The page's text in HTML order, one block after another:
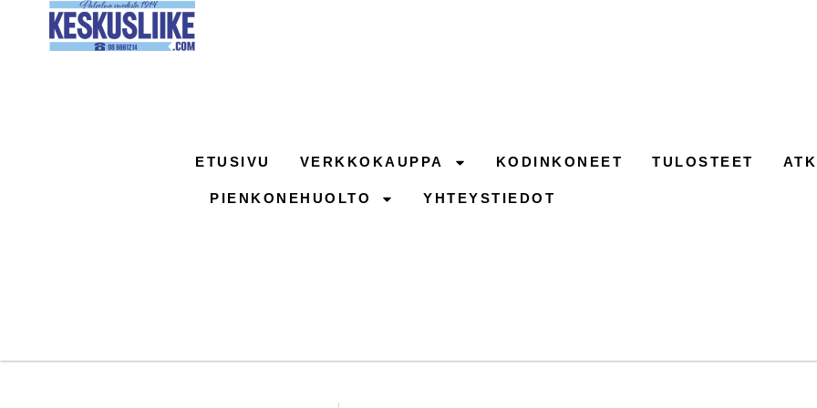
sisältöön
ETUSIVU VERKKOKAUPPA KODINKONEET TULOSTEET
PIENKONEHUOLTO YHTEYSTIEDOT